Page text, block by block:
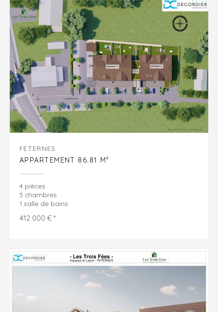
FETERNES
APPARTEMENT 86.81 M²
4 pièces
3 chambres
1 salle de bains
412 000 € *